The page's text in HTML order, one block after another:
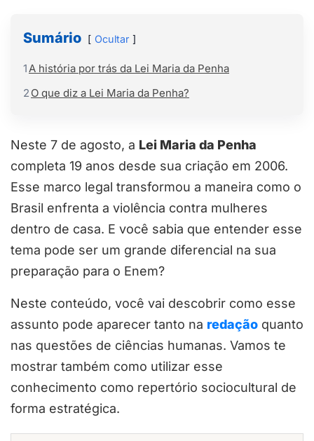
Sumário Ocultar
1A história por trás da Lei Maria da Penha
2 O que diz a Lei Maria da Penha?
Neste 7 de agosto, a Lei Maria da Penha
completa 19 anos desde sua criação em 2006.
Esse marco legal transformou a maneira como o
Brasil enfrenta a violência contra mulheres
dentro de casa. E você sabia que entender esse
tema pode ser um grande diferencial na sua
preparação para o Enem?
Neste conteúdo, você vai descobrir como esse
assunto pode aparecer tanto na redação quanto
nas questões de ciências humanas. Vamos te
mostrar também como utilizar esse
conhecimento como repertório sociocultural de
forma estratégica.